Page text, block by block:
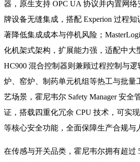
器，原生支持 OPC UA 协议并内置网
牌设备无缝集成，搭配 Experion 过程
著降低集成成本与停机风险；
化机架式架构，扩展能力强，适配中大
HC900 混合控制器则兼顾过程控制与
炉、窑炉、制药单元机组等热工与批量
艺场景，霍尼韦尔 Safety Manager 安全
证，搭载四重化冗余 CPU 技术，可实
等核心安全功能，全面保障生产合规与
在传感与开关品类，霍尼韦尔拥有超过